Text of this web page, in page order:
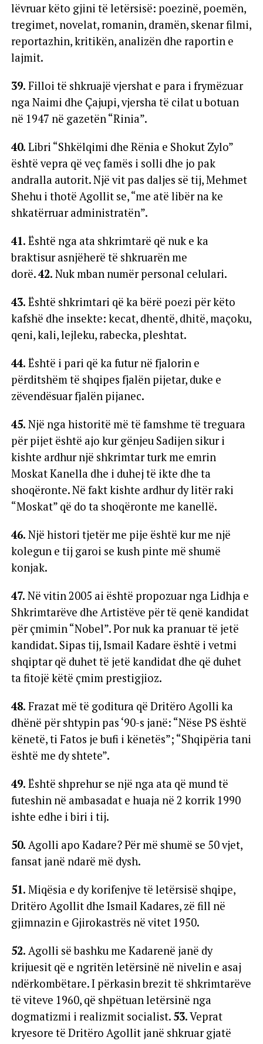
lëvruar këto gjini të letërsisë: poezinë, poemën,
tregimet, novelat, romanin, dramën, skenar filmi,
reportazhin, kritikën, analizën dhe raportin e
lajmit.
39. Filloi të shkruajë vjershat e para i frymëzuar
nga Naimi dhe Çajupi, vjersha të cilat u botuan
në 1947 në gazetën “Rinia”.
40. Libri “Shkëlqimi dhe Rënia e Shokut Zylo”
është vepra që veç famës i solli dhe jo pak
andralla autorit. Një vit pas daljes së tij, Mehmet
Shehu i thotë Agollit se, “me atë libër na ke
shkatërruar administratën”.
41. Është nga ata shkrimtarë që nuk e ka
braktisur asnjëherë të shkruarën me
dorë.42. Nuk mban numër personal celulari.
43. Është shkrimtari që ka bërë poezi për këto
kafshë dhe insekte: kecat, dhentë, dhitë, maçoku,
qeni, kali, lejleku, rabecka, pleshtat.
44. Është i pari që ka futur në fjalorin e
përditshëm të shqipes fjalën pijetar, duke e
zëvendësuar fjalën pijanec.
45. Një nga historitë më të famshme të treguara
për pijet është ajo kur gënjeu Sadijen sikur i
kishte ardhur një shkrimtar turk me emrin
Moskat Kanella dhe i duhej të ikte dhe ta
shoqëronte. Në fakt kishte ardhur dy litër raki
“Moskat” që do ta shoqëronte me kanellë.
46. Një histori tjetër me pije është kur me një
kolegun e tij garoi se kush pinte më shumë
konjak.
47. Në vitin 2005 ai është propozuar nga Lidhja e
Shkrimtarëve dhe Artistëve për të qenë kandidat
për çmimin “Nobel”. Por nuk ka pranuar të jetë
kandidat. Sipas tij, Ismail Kadare është i vetmi
shqiptar që duhet të jetë kandidat dhe që duhet
ta fitojë këtë çmim prestigjioz.
48. Frazat më të goditura që Dritëro Agolli ka
dhënë për shtypin pas ‘90-s janë: “Nëse PS është
kënetë, ti Fatos je bufi i kënetës”; “Shqipëria tani
është me dy shtete”.
49. Është shprehur se një nga ata që mund të
futeshin në ambasadat e huaja në 2 korrik 1990
ishte edhe i biri i tij.
50. Agolli apo Kadare? Për më shumë se 50 vjet,
fansat janë ndarë më dysh.
51. Miqësia e dy korifenjve të letërsisë shqipe,
Dritëro Agollit dhe Ismail Kadares, zë fill në
gjimnazin e Gjirokastrës në vitet 1950.
52. Agolli së bashku me Kadarenë janë dy
krijuesit që e ngritën letërsinë në nivelin e asaj
ndërkombëtare. I përkasin brezit të shkrimtarëve
të viteve 1960, që shpëtuan letërsinë nga
dogmatizmi i realizmit socialist. 53.Veprat
kryesore të Dritëro Agollit janë shkruar gjatë